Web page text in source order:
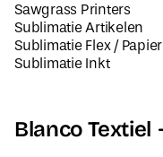
Sawgrass Printers
Sublimatie Artikelen
Sublimatie Flex / Papier
Sublimatie Inkt
Blanco Textiel